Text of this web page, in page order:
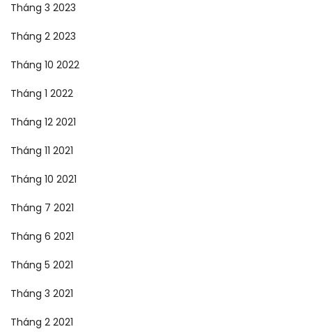
Tháng 3 2023
Tháng 2 2023
Tháng 10 2022
Tháng 1 2022
Tháng 12 2021
Tháng 11 2021
Tháng 10 2021
Tháng 7 2021
Tháng 6 2021
Tháng 5 2021
Tháng 3 2021
Tháng 2 2021